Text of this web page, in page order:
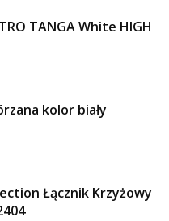
TANGA White HIGH
kolor biały
Łącznik Krzyżowy